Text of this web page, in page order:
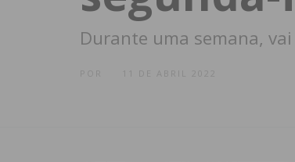
Durante uma semana,
11 DE ABRIL 2022